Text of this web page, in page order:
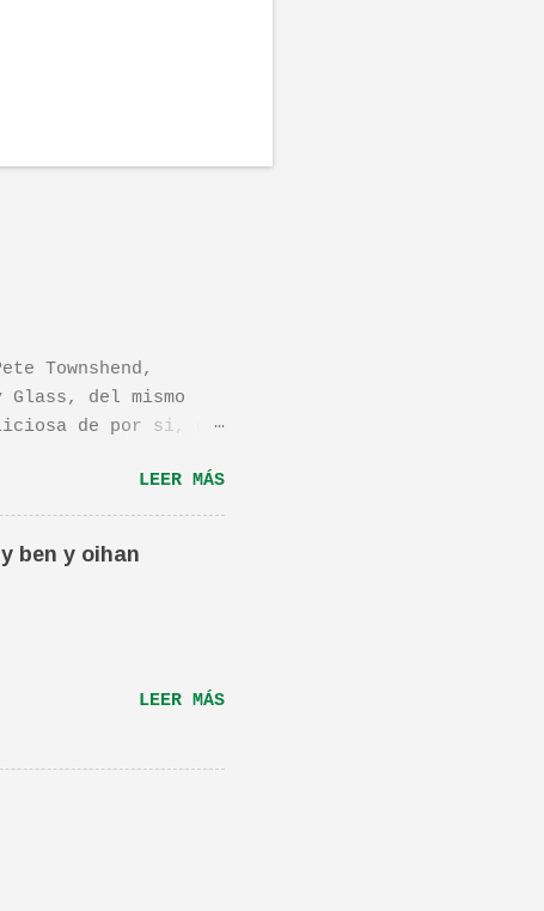
Townshend,
Glass, del mismo
de por si, de
llamada "Dan in
os la recomiendo.
canción.De hecho
una magnifica Per-
LEER MÁS
ben y oihan
LEER MÁS